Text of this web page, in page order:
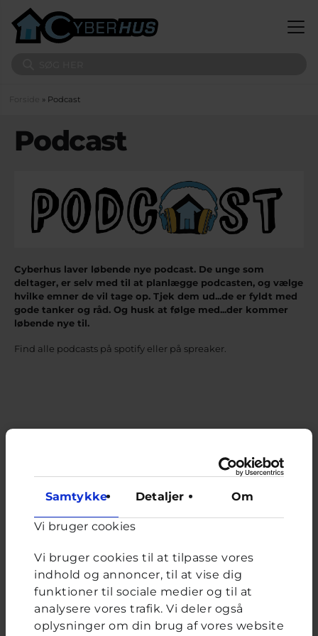
Samtykke Detaljer Om
Vi bruger cookies
Vi bruger cookies til at tilpasse vores
indhold og annoncer, til at vise dig
funktioner til sociale medier og til at
analysere vores trafik. Vi deler også
oplysninger om din brug af vores website
Du er her
» Podcast
Podcast
Cyberhus laver løbende nye podcast. De unge som
deltager, er selv med til at planlægge podcasten, og vælge
hvilke emner de vil tage op. Tjek dem ud...de er fyldt med
gode tanker og råd. Og husk at følge med...der kommer
løbende nye til.
Find alle podcasts på spotify eller på spreaker.